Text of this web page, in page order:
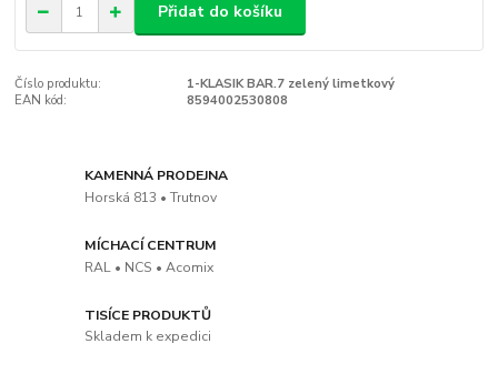
Přidat do košíku
Číslo produktu:
1-KLASIK BAR.7 zelený limetkový
EAN kód:
8594002530808
KAMENNÁ PRODEJNA
Horská 813 • Trutnov
MÍCHACÍ CENTRUM
RAL • NCS • Acomix
TISÍCE PRODUKTŮ
Skladem k expedici